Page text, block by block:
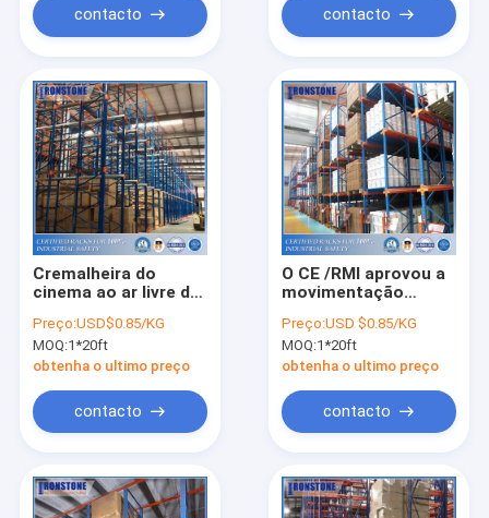
contacto contacto
Cremalheira do
cinema ao ar livre do
o armazenamento
eficiente do
armazém
Preço:USD$0.85/KG
MOQ:1*20ft
obtenha o ultimo preço
contacto
O CE /RMI aprovou a
movimentação
racking do
armazenamento
Preço:USD $0.85/KG
MOQ:1*20ft
obtenha o ultimo preço
contacto